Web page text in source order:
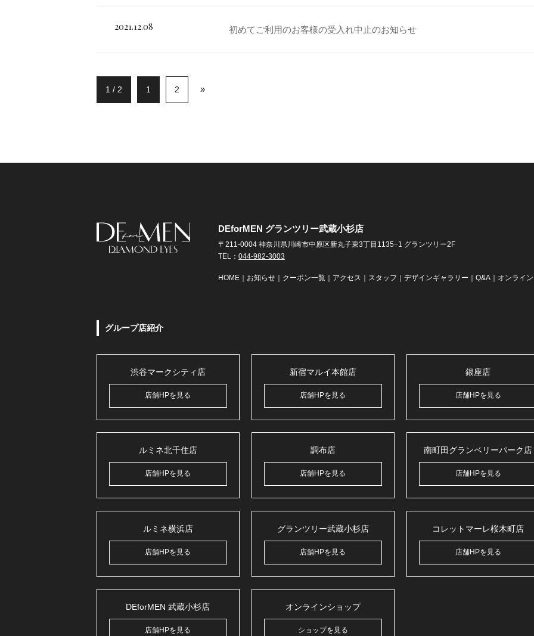
2021.12.08 初めてご利用のお客様の受入れ中止のお知らせ
1 / 2 1 2 »
DEforMEN グランツリー武蔵小杉店
〒211-0004 神奈川県川崎市中原区新丸子東3丁目1135−1 グランツリー2F
TEL： 044-982-3003
HOME お知らせ クーポン一覧 アクセス スタッフ デザインギャラリー Q&A オンライン
グループ店紹介
渋谷マークシティ店
店舗HPを見る
新宿マルイ本館店
店舗HPを見る
銀座店
店舗HPを見る
ルミネ北千住店
店舗HPを見る
調布店
店舗HPを見る
南町田グランベリーパーク店
店舗HPを見る
ルミネ横浜店
店舗HPを見る
グランツリー武蔵小杉店
店舗HPを見る
コレットマーレ桜木町店
店舗HPを見る
DEforMEN 武蔵小杉店
店舗HPを見る
オンラインショップ
ショップを見る